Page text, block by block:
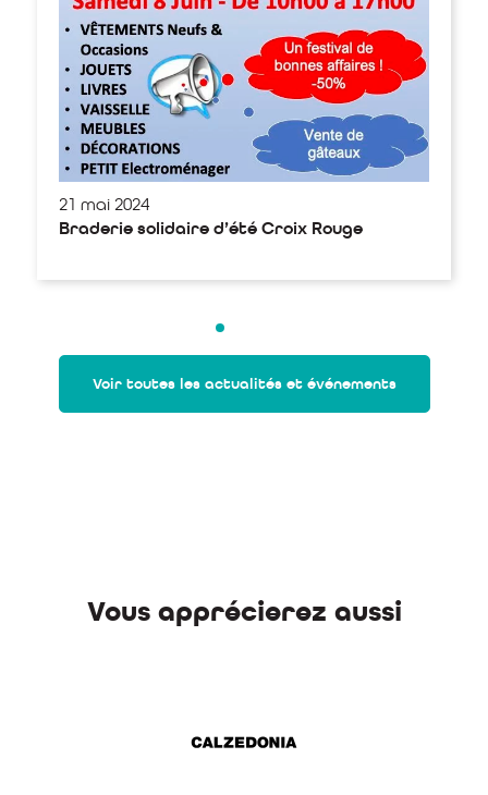
21 mai 2024
Braderie solidaire d’été Croix Rouge
Voir toutes les actualités et événements
Vous apprécierez aussi